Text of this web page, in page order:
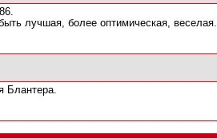
лучшая, более оптимическая, веселая.
Блантера.